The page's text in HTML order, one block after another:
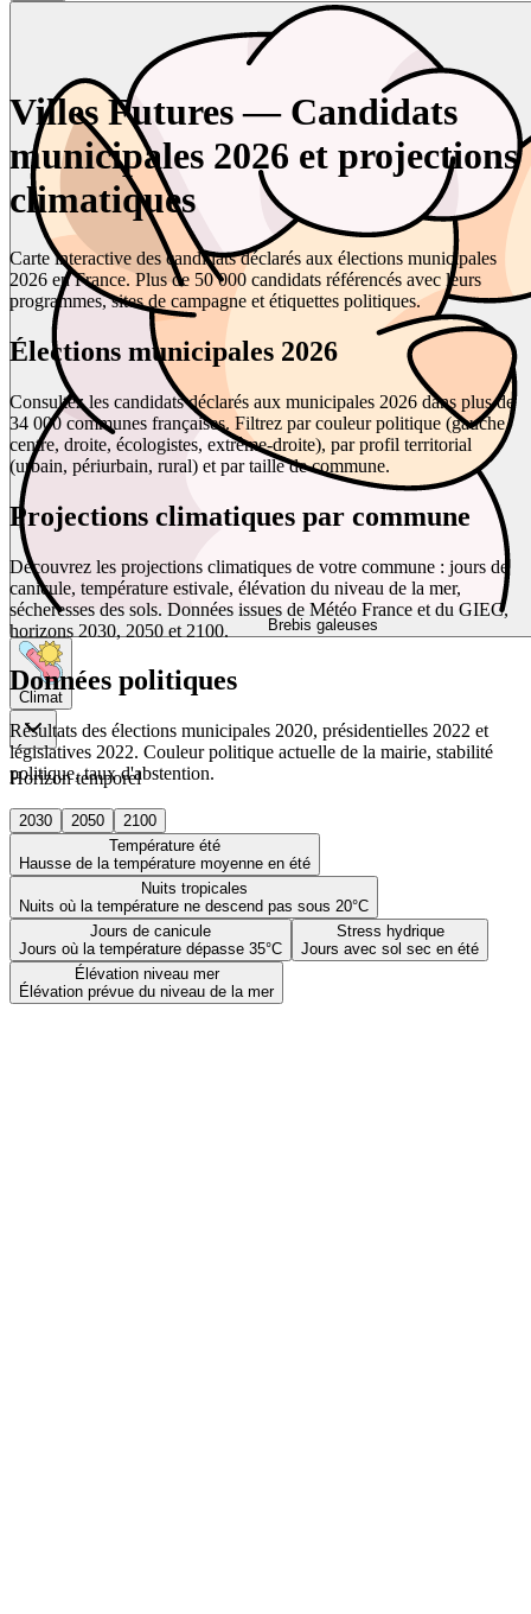
Brebis galeuses
Climat
Horizon temporel
2030 2050
2100
Température été
Hausse de la température moyenne en été
Nuits tropicales
Nuits où la température ne descend pas sous 20°C
Jours de canicule
Jours où la température dépasse 35°C
Stress hydrique
Jours avec sol sec en été
Élévation niveau mer
Élévation prévue du niveau de la mer
Villes Futures — Candidats
municipales 2026 et projections
climatiques
Carte interactive des candidats déclarés aux élections municipales
2026 en France. Plus de 50 000 candidats référencés avec leurs
programmes, sites de campagne et étiquettes politiques.
Élections municipales 2026
Consultez les candidats déclarés aux municipales 2026 dans plus de
34 000 communes françaises. Filtrez par couleur politique (gauche,
centre, droite, écologistes, extrême-droite), par profil territorial
(urbain, périurbain, rural) et par taille de commune.
Projections climatiques par commune
Découvrez les projections climatiques de votre commune : jours de
canicule, température estivale, élévation du niveau de la mer,
sécheresses des sols. Données issues de Météo France et du GIEC,
horizons 2030, 2050 et 2100.
Données politiques
Résultats des élections municipales 2020, présidentielles 2022 et
législatives 2022. Couleur politique actuelle de la mairie, stabilité
politique, taux d'abstention.